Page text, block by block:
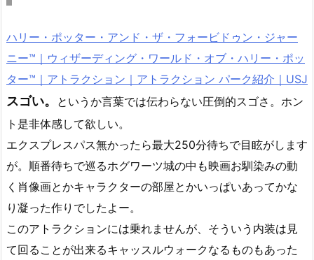
ハリー・ポッター・アンド・ザ・フォービドゥン・ジャー
ニー™｜ウィザーディング・ワールド・オブ・ハリー・ポッ
ター™｜アトラクション｜アトラクション パーク紹介｜USJ
スゴい。
というか言葉では伝わらない圧倒的スゴさ。ホン
ト是非体感して欲しい。
エクスプレスパス無かったら最大250分待ちで目眩がします
が。順番待ちで巡るホグワーツ城の中も映画お馴染みの動
く肖像画とかキャラクターの部屋とかいっぱいあってかな
り凝った作りでしたよー。
このアトラクションには乗れませんが、そういう内装は見
て回ることが出来るキャッスルウォークなるものもあった